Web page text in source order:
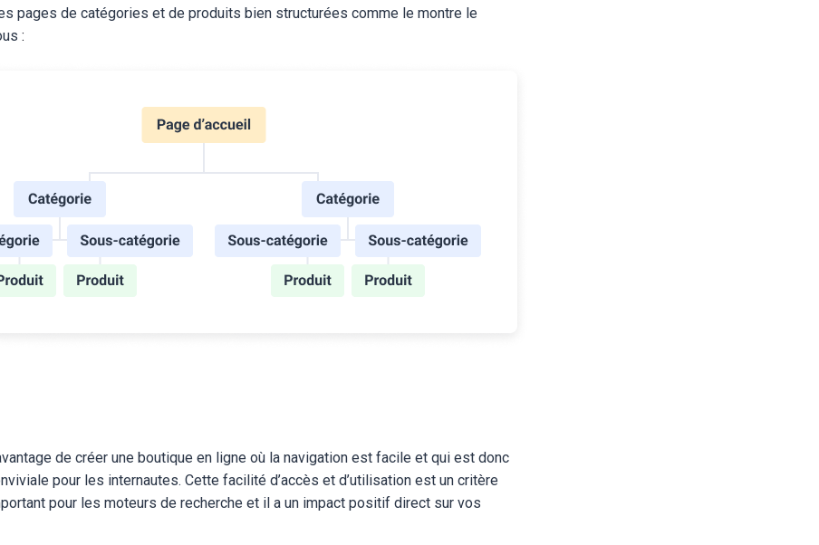
pages de catégories et de produits bien structurées comme le montre le
:
de créer une boutique en ligne où la navigation est facile et qui est donc
pour les internautes. Cette facilité d’accès et d’utilisation est un critère
pour les moteurs de recherche et il a un impact positif direct sur vos